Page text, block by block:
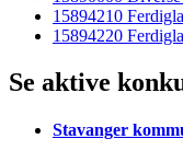
15894210
15894220
Se aktive
Stavanger